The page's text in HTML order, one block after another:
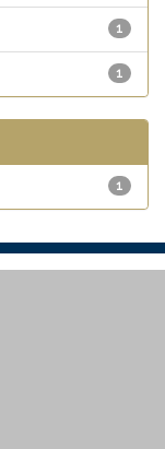
1
1
1